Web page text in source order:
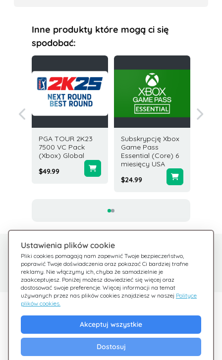
Inne produkty które mogą ci się
spodobać:
PGA TOUR 2K23
7500 VC Pack
(Xbox) Global
$49.99
Subskrypcję Xbox
Game Pass
Essential (Core) 6
miesięcy USA
$24.99
Ustawienia plików cookie
Pliki cookies pomagają nam zapewnić Twoje bezpieczeństwo,
poprawić Twoje doświadczenia oraz pokazać Ci bardziej trafne
reklamy. Nie włączymy ich, chyba że samodzielnie je
zaakceptujesz. Poniżej możesz dowiedzieć się więcej oraz
dostosować swoje preferencje. Więcej informacji na temat
używanych przez nas plików cookies znajdziesz w naszej Polityce
plików cookies.
Akceptuj wszystkie
Dostosuj
Potrzebujesz pomocy?
Jesteśmy tu dla Ciebie
Centrum pomocy
Sprawdź nasze FAQ
Odkryj Giftsy
Cashback